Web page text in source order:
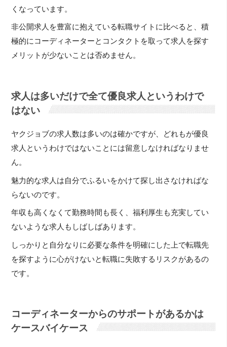
くなっています。
非公開求人を豊富に抱えている転職サイトに比べると、積
極的にコーディネーターとコンタクトを取って求人を探す
メリットが少ないことは否めません。
求人は多いだけで全て優良求人というわけで
はない
ヤクジョブの求人数は多いのは確かですが、どれもが優良
求人というわけではないことには留意しなければなりませ
ん。
魅力的な求人は自分でふるいをかけて探し出さなければな
らないのです。
年収も高くなくて勤務時間も長く、福利厚生も充実してい
ないような求人もしばしばあります。
しっかりと自分なりに必要な条件を明確にした上で転職先
を探すように心がけないと転職に失敗するリスクがあるの
です。
コーディネーターからのサポートがあるかは
ケースバイケース